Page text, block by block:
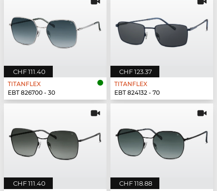
CHF 111.40
TITANFLEX
EBT 826700 - 30
CHF 123.37
TITANFLEX
EBT 824132 - 70
CHF 111.40 CHF 118.88